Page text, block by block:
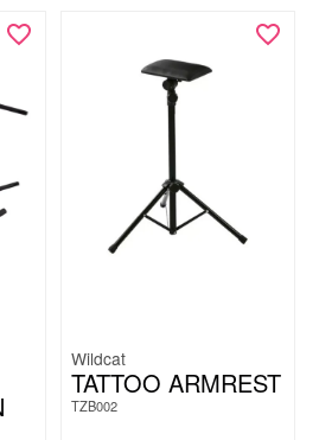
Wildcat
TATTOO ARMREST
TZB002